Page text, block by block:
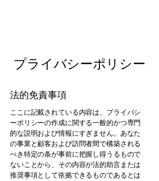
プライバシーポリシー
法的免責事項
ここに記載されている内容は、プライバシ
ーポリシーの作成に関する一般的かつ専門
的な説明および情報にすぎません。あなた
の事業と顧客および訪問者間で構築される
べき特定の条が事前に把握し得うるもので
ないことから、その内容が法的助言または
推奨事項として依拠できるものであるとは